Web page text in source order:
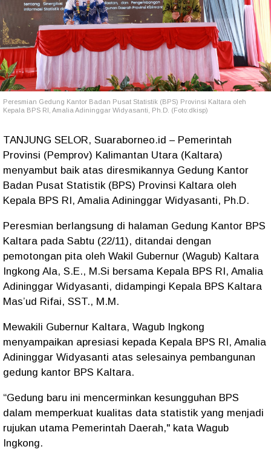
Peresmian Gedung Kantor Badan Pusat Statistik (BPS) Provinsi Kaltara oleh
Kepala BPS RI, Amalia Adininggar Widyasanti, Ph.D. (Foto:dkisp)
TANJUNG SELOR, Suaraborneo.id – Pemerintah
Provinsi (Pemprov) Kalimantan Utara (Kaltara)
menyambut baik atas diresmikannya Gedung Kantor
Badan Pusat Statistik (BPS) Provinsi Kaltara oleh
Kepala BPS RI, Amalia Adininggar Widyasanti, Ph.D.
Peresmian berlangsung di halaman Gedung Kantor BPS
Kaltara pada Sabtu (22/11), ditandai dengan
pemotongan pita oleh Wakil Gubernur (Wagub) Kaltara
Ingkong Ala, S.E., M.Si bersama Kepala BPS RI, Amalia
Adininggar Widyasanti, didampingi Kepala BPS Kaltara
Mas’ud Rifai, SST., M.M.
Mewakili Gubernur Kaltara, Wagub Ingkong
menyampaikan apresiasi kepada Kepala BPS RI, Amalia
Adininggar Widyasanti atas selesainya pembangunan
gedung kantor BPS Kaltara.
“Gedung baru ini mencerminkan kesungguhan BPS
dalam memperkuat kualitas data statistik yang menjadi
rujukan utama Pemerintah Daerah," kata Wagub
Ingkong.